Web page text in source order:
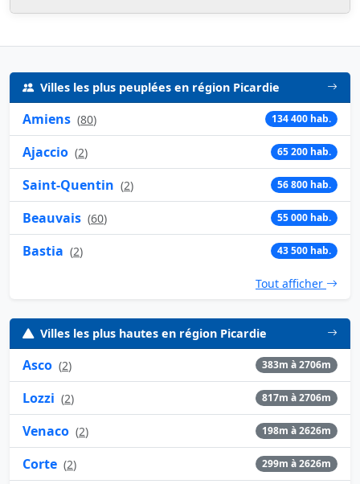
Villes les plus peuplées en région Picardie
Amiens (80) 134 400 hab.
Ajaccio (2) 65 200 hab.
Saint-Quentin (2) 56 800 hab.
Beauvais (60) 55 000 hab.
Bastia (2) 43 500 hab.
Tout afficher
Villes les plus hautes en région Picardie
Asco (2) 383m à 2706m
Lozzi (2) 817m à 2706m
Venaco (2) 198m à 2626m
Corte (2) 299m à 2626m